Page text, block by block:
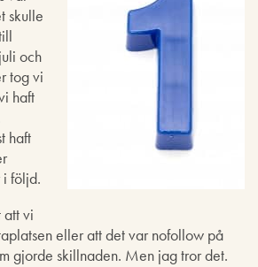
skulle
och
tog vi
haft
haft
i följd.
att vi
eller att det var nofollow på
gjorde skillnaden. Men jag tror det.